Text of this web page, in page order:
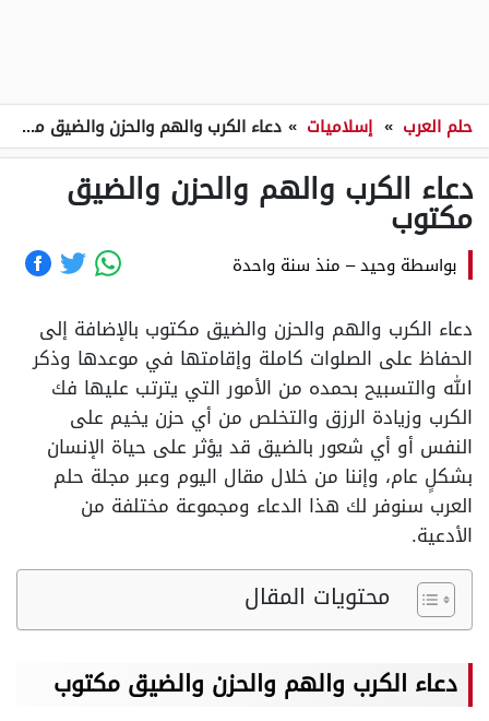
حلم العرب » إسلاميات » دعاء الكرب والهم والحزن والضيق مكتوب
دعاء الكرب والهم والحزن والضيق
مكتوب
بواسطة وحيد– منذ سنة واحدة
دعاء الكرب والهم والحزن والضيق مكتوب بالإضافة إلى
الحفاظ على الصلوات كاملة وإقامتها في موعدها وذكر
الله والتسبيح بحمده من الأمور التي يترتب عليها فك
الكرب وزيادة الرزق والتخلص من أي حزن يخيم على
النفس أو أي شعور بالضيق قد يؤثر على حياة الإنسان
بشكلٍ عام، وإننا من خلال مقال اليوم وعبر مجلة حلم
العرب سنوفر لك هذا الدعاء ومجموعة مختلفة من
الأدعية.
محتويات المقال
دعاء الكرب والهم والحزن والضيق مكتوب